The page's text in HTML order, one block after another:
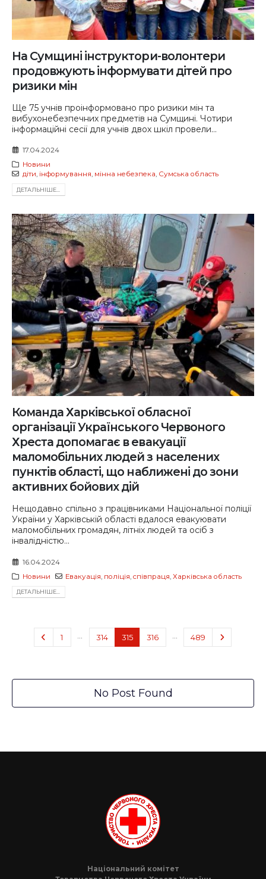
На Сумщині інструктори-волонтери
продовжують інформувати дітей про
ризики мін
Ще 75 учнів проінформовано про ризики мін та
вибухонебезпечних предметів на Сумщині. Чотири
інформаційні сесії для учнів двох шкіл провели...
17.04.2024
Новини
діти, інформування, мінна небезпека, Сумська область
ДЕТАЛЬНIШЕ...
Команда Харківської обласної
організації Українського Червоного
Хреста допомагає в евакуації
маломобільних людей з населених
пунктів області, що наближені до зони
активних бойових дій
Нещодавно спільно з працівниками Національної поліції
України у Харківській області вдалося евакуювати
маломобільних громадян, літніх людей та осіб з
інвалідністю...
16.04.2024
Новини
Евакуація поліція ,співпраця ,Харківська область
ДЕТАЛЬНIШЕ...
1 314 315 316 489
No Post Found
Національний комітет